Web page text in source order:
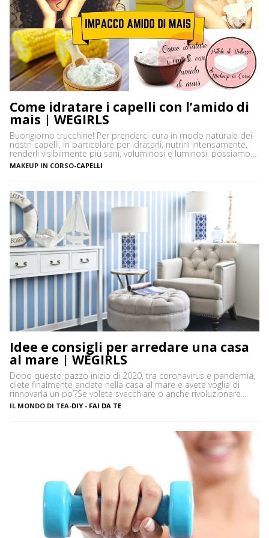
Come idratare i capelli con l’amido di
mais | WEGIRLS
Buongiorno trucchine! Per prenderci cura in modo naturale dei
nostri capelli, in particolare per idratarli, nutrirli intensamente,
renderli visibilmente più sani, voluminosi e luminosi, possiamo
utilizzare un ingrediente molto versatile facilmente reperibile
nelle nostre dispense: l’amido di mais. L’amido di mais o
di glucosio (zucchero), […]
MAKEUP IN CORSO-CAPELLI
Idee e consigli per arredare una casa
al mare | WEGIRLS
Dopo questo pazzo inizio di 2020, tra coronavirus e pandemia,
diete finalmente andate nella casa al mare e avete voglia di
rinnovarla un po’?Se volete svecchiare o anche rivoluzionare
casa vostra – così come arredare dall’inizio le vostre stanze –
ma non sapete bene che stile di arredamento dargli, niente
IL MONDO DI TEA-DIY - FAI DA TE